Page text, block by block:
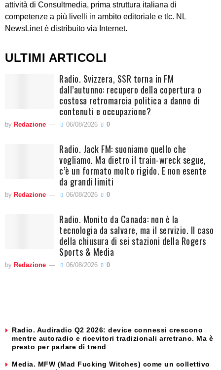
attività di Consultmedia, prima struttura italiana di
competenze a più livelli in ambito editoriale e tlc. NL
NewsLinet è distribuito via Internet.
ULTIMI ARTICOLI
Radio. Svizzera, SSR torna in FM
dall’autunno: recupero della copertura o
costosa retromarcia politica a danno di
contenuti e occupazione?
by Redazione 06/08/2026 0
Radio. Jack FM: suoniamo quello che
vogliamo. Ma dietro il train-wreck segue,
c’è un formato molto rigido. E non esente
da grandi limiti
by Redazione 06/08/2026 0
Radio. Monito da Canada: non è la
tecnologia da salvare, ma il servizio. Il caso
della chiusura di sei stazioni della Rogers
Sports & Media
by Redazione 06/08/2026 0
Radio. Audiradio Q2 2026: device connessi crescono
mentre autoradio e ricevitori tradizionali arretrano. Ma è
presto per parlare di trend
Media. MFW (Mad Fucking Witches) come un collettivo